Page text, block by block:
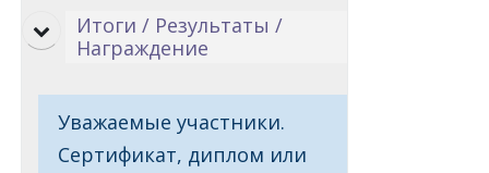
Итоги / Результаты /
Награждение
Уважаемые участники.
Сертификат, диплом или